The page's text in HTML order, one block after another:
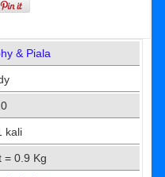
& Piala
kali
= 0.9 Kg